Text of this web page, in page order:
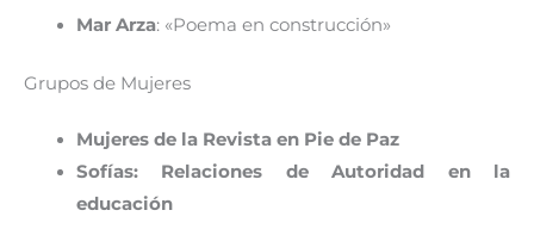
Mar Arza: «Poema en construcción»
Grupos de Mujeres
Mujeres de la Revista en Pie de Paz
Sofías: Relaciones de Autoridad en la
educación